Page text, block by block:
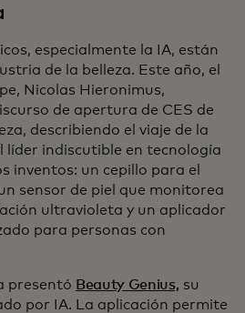
especialmente la IA, están
de la belleza. Este año, el
Nicolas Hieronimus,
de apertura de CES de
describiendo el viaje de la
líder indiscutible en tecnología
inventos: un cepillo para el
sensor de piel que monitorea
ultravioleta y un aplicador
para personas con
presentó Beauty Genius, su
por IA. La aplicación permite